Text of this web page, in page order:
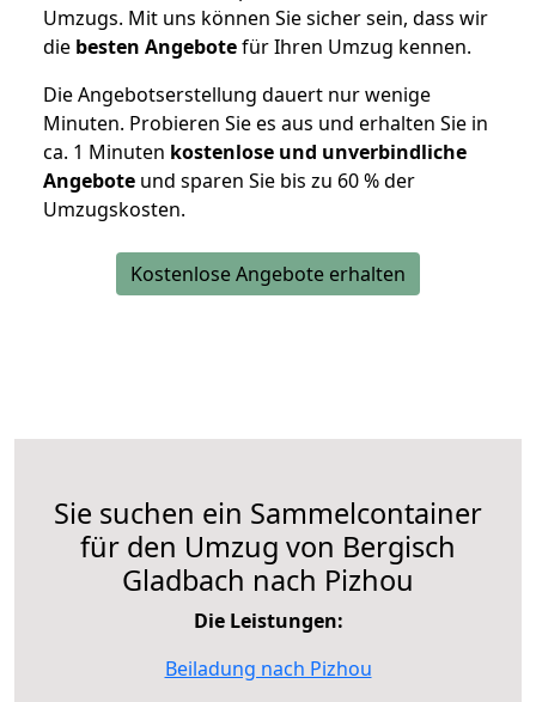
Umzugs. Mit uns können Sie sicher sein, dass wir
die besten Angebotefür Ihren Umzug kennen.
Die Angebotserstellung dauert nur wenige
Minuten. Probieren Sie es aus und erhalten Sie in
ca. 1 Minuten kostenlose und unverbindliche
Angebote und sparen Sie bis zu 60 % der
Umzugskosten.
Kostenlose Angebote erhalten
Sie suchen ein Sammelcontainer
für den Umzug von Bergisch
Gladbach nach Pizhou
Die Leistungen:
Beiladung nach Pizhou